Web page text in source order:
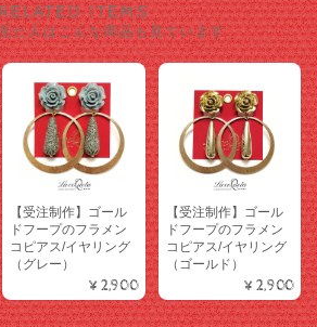
ITEMS
た人はこんな商品も見ています
【受注制作】ゴール
ドフープのフラメン
コピアス/イヤリング
（グレー）
¥2,900
【受注制作】ゴール
ドフープのフラメン
コピアス/イヤリング
（ゴールド）
¥2,900